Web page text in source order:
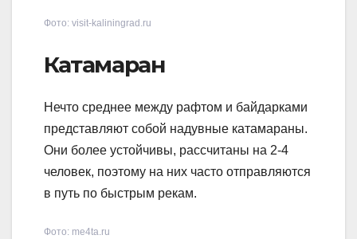
Фото: visit-kaliningrad.ru
Катамаран
Нечто среднее между рафтом и байдарками
представляют собой надувные катамараны.
Они более устойчивы, рассчитаны на 2-4
человек, поэтому на них часто отправляются
в путь по быстрым рекам.
Фото: me4ta.ru